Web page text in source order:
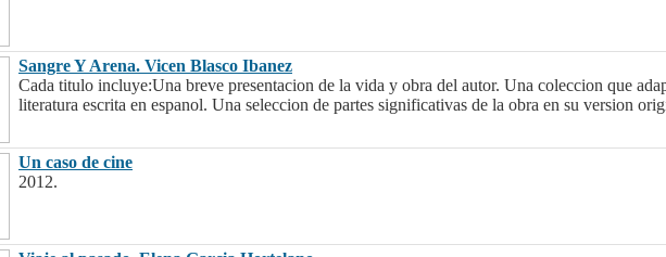
Sangre Y Arena. Vicen Blasco Ibanez
Cada titulo incluye:Una breve presentacion de la vida y obra del autor. Una coleccion que
literatura escrita en espanol. Una seleccion de partes significativas de la obra en su version
Un caso de cine
2012.